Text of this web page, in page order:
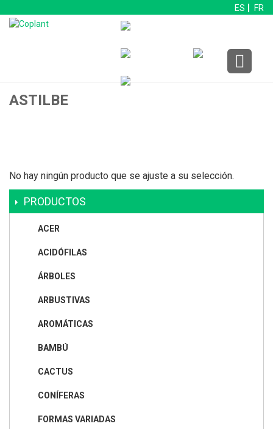
ES FR
ASTILBE
No hay ningún producto que se ajuste a su selección.
PRODUCTOS
ACER
ACIDÓFILAS
ÁRBOLES
ARBUSTIVAS
AROMÁTICAS
BAMBÚ
CACTUS
CONÍFERAS
FORMAS VARIADAS